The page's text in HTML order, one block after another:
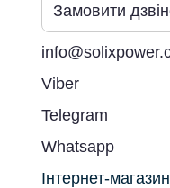
Замовити
Viber
Telegram
Whatsapp
Інтернет-